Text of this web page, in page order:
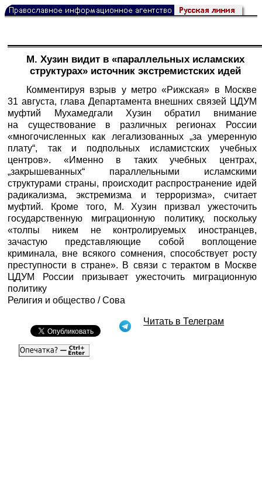
М. Хузин видит в «параллельных исламских
структурах» источник экстремистских идей
Комментируя взрыв у метро «Рижская» в Москве
31 августа, глава Департамента внешних связей ЦДУМ
муфтий Мухамедгали Хузин обратил внимание
на существование в различных регионах России
«многочисленных как легализованных „за умеренную
плату“, так и подпольных исламистских учебных
центров». «Именно в таких учебных центрах,
„закрышеванных“ параллельными исламскими
структурами страны, происходит распространение идей
радикализма, экстремизма и терроризма», считает
муфтий. Кроме того, М. Хузин призвал ужесточить
государственную миграционную политику, поскольку
«толпы никем не контролируемых иностранцев,
зачастую представляющие собой воплощение
криминала, вне всякого сомнения, способствует росту
преступности в стране». В связи с терактом в Москве
ЦДУМ России призывает ужесточить миграционную
политику
Религия и общество / Сова
Читать в Телеграм